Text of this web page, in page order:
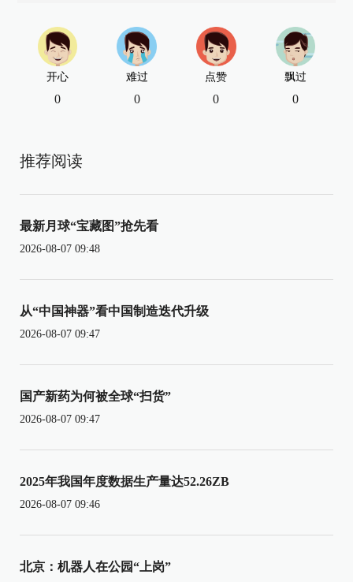
开心
0
难过
0
点赞
0
飘过
0
推荐阅读
最新月球“宝藏图”抢先看
2026-08-07 09:48
从“中国神器”看中国制造迭代升级
2026-08-07 09:47
国产新药为何被全球“扫货”
2026-08-07 09:47
2025年我国年度数据生产量达52.26ZB
2026-08-07 09:46
北京：机器人在公园“上岗”